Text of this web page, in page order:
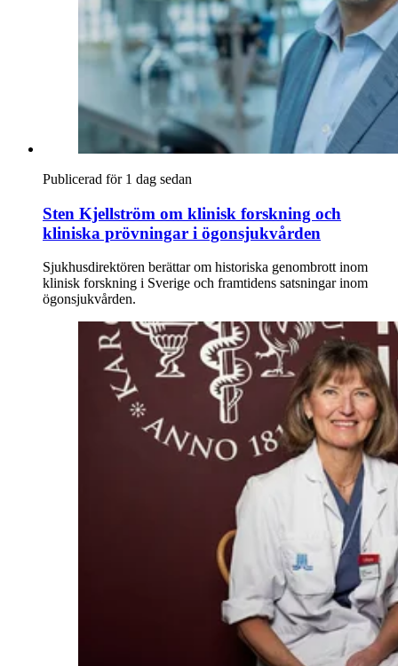
Publicerad för 1 dag sedan
Sten Kjellström om klinisk forskning och
kliniska prövningar i ögonsjukvården
Sjukhusdirektören berättar om historiska genombrott inom
klinisk forskning i Sverige och framtidens satsningar inom
ögonsjukvården.